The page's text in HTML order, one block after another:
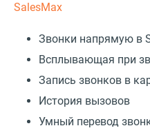
SalesMax
Звонки напрямую в
Всплывающая при
Запись звонков в
История вызовов
Умный перевод